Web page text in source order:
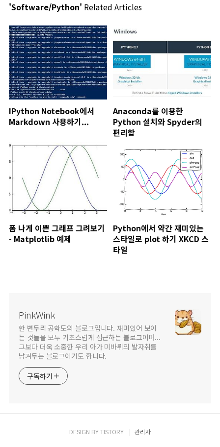
'Software/Python' Related Articles
IPython Notebook에서
Markdown 사용하기...
Anaconda를 이용한
Python 설치와 Spyder의
편리함
폼 나게 이쁜 그래프 그려보기
- Matplotlib 예제
Python에서 약간 재미있는
스타일로 plot 하기 XKCD 스
타일
PinkWink
한 변두리 공학도의 블로그입니다. 재미있어 보이
는 것들을 모두 기초스럽게 접근하는 블로그이며...
그보다 더욱 소중한 우리 아가 미바뤼의 발자취를
남겨두는 블로그이기도 합니다.
구독하기
DESIGN BYTISTORY 관리자